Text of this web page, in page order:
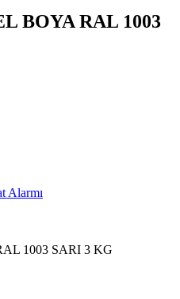
BOYA RAL 1003
Alarmı
1003 SARI 3 KG